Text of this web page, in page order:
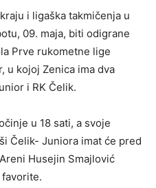
i ligaška takmičenja u
09. maja, biti odigrane
Prve rukometne lige
u kojoj Zenica ima dva
i RK Čelik.
u 18 sati, a svoje
Čelik- Juniora imat će pred
Husejin Smajlović